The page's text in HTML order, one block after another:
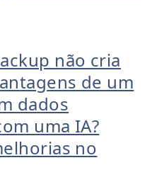
não cria
de um
dados
uma IA?
no